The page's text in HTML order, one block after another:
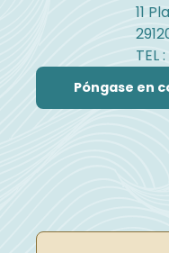
11
TEL
Póngase en